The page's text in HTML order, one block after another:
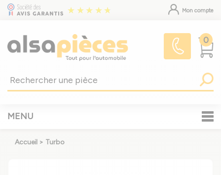
Mon compte
0
MENU
Accueil > Turbo